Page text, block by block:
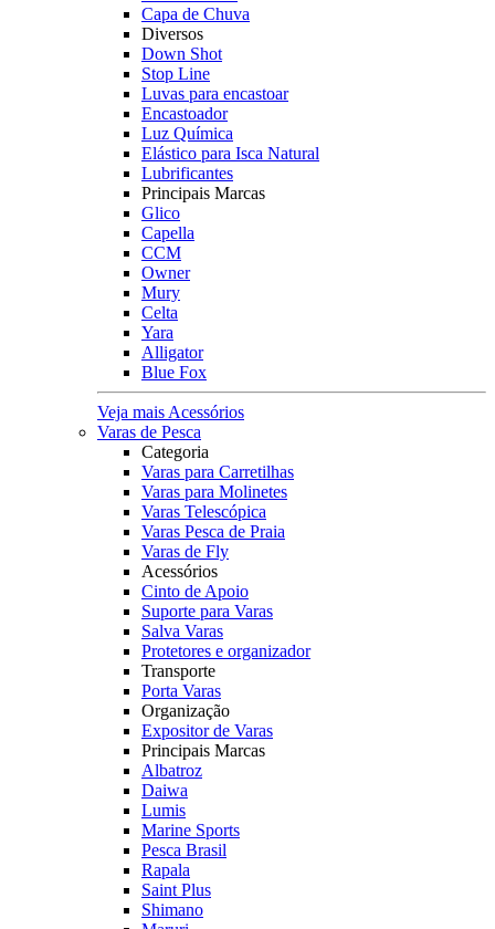
Capa de Chuva
Diversos
Down Shot
Stop Line
Luvas para encastoar
Encastoador
Luz Química
Elástico para Isca Natural
Lubrificantes
Principais Marcas
Glico
Capella
CCM
Owner
Mury
Celta
Yara
Alligator
Blue Fox
Veja mais Acessórios
Varas de Pesca
Categoria
Varas para Carretilhas
Varas para Molinetes
Varas Telescópica
Varas Pesca de Praia
Varas de Fly
Acessórios
Cinto de Apoio
Suporte para Varas
Salva Varas
Protetores e organizador
Transporte
Porta Varas
Organização
Expositor de Varas
Principais Marcas
Albatroz
Daiwa
Lumis
Marine Sports
Pesca Brasil
Rapala
Saint Plus
Shimano